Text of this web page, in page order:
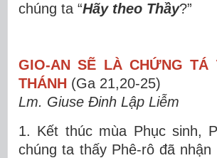
chúng ta “Hãy theo Thầy?”
GIO-AN SẼ LÀ CHỨNG TÁ
THÁNH (Ga 21,20-25)
Lm. Giuse Đinh Lập Liễm
1. Kết thúc mùa Phục sinh,
chúng ta thấy Phê-rô đã